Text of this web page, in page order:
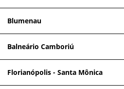
Blumenau
Balneário Camboriú
Florianópolis - Santa Mônica